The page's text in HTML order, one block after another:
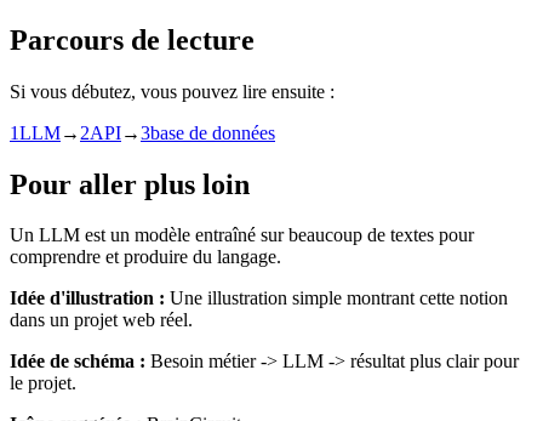
Parcours de lecture
Si vous débutez, vous pouvez lire ensuite :
1LLM→ 2API→3base de données
Pour aller plus loin
Un LLM est un modèle entraîné sur beaucoup de textes pour
comprendre et produire du langage.
Idée d'illustration : Une illustration simple montrant cette notion
dans un projet web réel.
Idée de schéma : Besoin métier -> LLM -> résultat plus clair pour
le projet.